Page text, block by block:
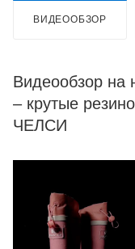
ВИДЕООБЗОР
Видеообзор на
– крутые
ЧЕЛСИ